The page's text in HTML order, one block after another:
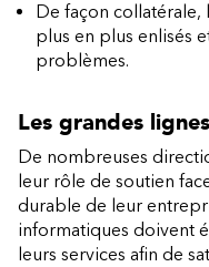
De façon collatérale,
plus en plus enlisés
problèmes.
Les grandes
De nombreuses
leur rôle de soutien
durable de leur
informatiques doivent
leurs services afin de